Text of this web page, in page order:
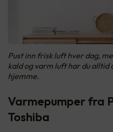
Pust inn frisk luft hver dag,
kald og varm luft har du
hjemme.
Varmepumper fra
Toshiba